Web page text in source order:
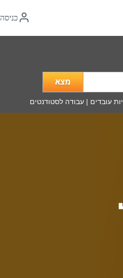
איקון
התחברות
כניסה
אותך?
עובדים |עבודה לסטודנטים